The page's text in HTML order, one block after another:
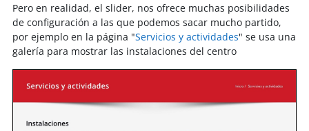
Pero en realidad, el slider, nos ofrece muchas posibilidades
de configuración a las que podemos sacar mucho partido,
por ejemplo en la página "Servicios y actividades" se usa una
galería para mostrar las instalaciones del centro